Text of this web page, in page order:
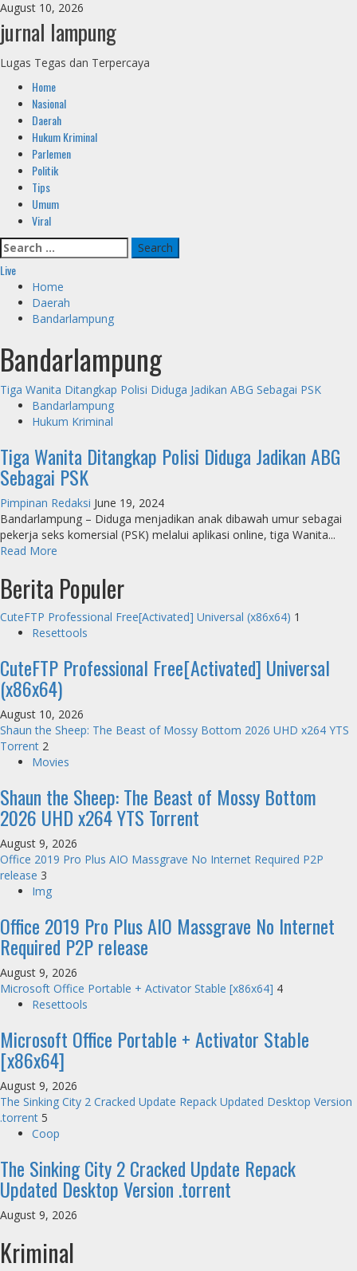
Skip
to
content
August 10, 2026
jurnal lampung
Lugas Tegas dan Terpercaya
Primary
Menu
Home
Nasional
Daerah
Hukum Kriminal
Parlemen
Politik
Tips
Umum
Viral
Search
for:
Live
Home
Daerah
Bandarlampung
Bandarlampung
Tiga Wanita Ditangkap Polisi Diduga Jadikan ABG Sebagai PSK
Bandarlampung
Hukum Kriminal
Tiga Wanita Ditangkap Polisi Diduga Jadikan ABG
Sebagai PSK
Pimpinan Redaksi June 19, 2024
Bandarlampung – Diduga menjadikan anak dibawah umur sebagai
pekerja seks komersial (PSK) melalui aplikasi online, tiga Wanita...
Read More
about
Tiga
Wanita
Ditangkap
Diduga
Jadikan
ABG
Sebagai
PSK
Berita Populer
CuteFTP Professional Free[Activated] Universal (x86x64) 1
Resettools
CuteFTP Professional Free[Activated] Universal
(x86x64)
August 10, 2026
Shaun the Sheep: The Beast of Mossy Bottom 2026 UHD x264 YTS
Torrent 2
Movies
Shaun the Sheep: The Beast of Mossy Bottom
2026 UHD x264 YTS Torrent
August 9, 2026
Office 2019 Pro Plus AIO Massgrave No Internet Required P2P
release 3
Img
Office 2019 Pro Plus AIO Massgrave No Internet
Required P2P release
August 9, 2026
Microsoft Office Portable + Activator Stable [x86x64] 4
Resettools
Microsoft Office Portable + Activator Stable
[x86x64]
August 9, 2026
The Sinking City 2 Cracked Update Repack Updated Desktop Version
.torrent 5
Coop
The Sinking City 2 Cracked Update Repack
Updated Desktop Version .torrent
August 9, 2026
Kriminal